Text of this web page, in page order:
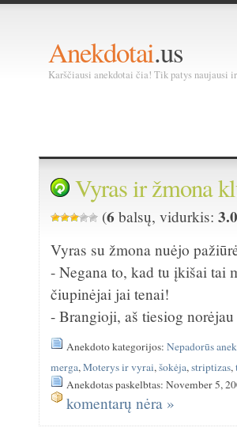
Anekdotai.us
Karščiausi anekdotai čia! Tik patys naujausi
Vyras ir žmona
(6 balsų, vidurkis:
Vyras su žmona nuėjo
- Negana to, kad tu įkišai tai
čiupinėjai jai tenai!
- Brangioji, aš tiesiog
Anekdoto kategorijos:Nepadorūs
merga,Moterys ir vyrai,šokėja,striptizas,
Anekdotas paskelbtas: November 5,
komentarų nėra »